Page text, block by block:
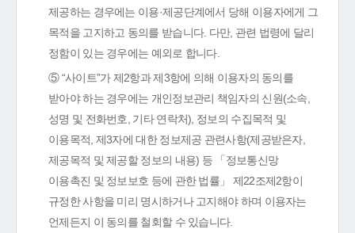
제공하는 경우에는 이용·제공단계에서 당해 이용자에게 그
목적을 고지하고 동의를 받습니다. 다만, 관련 법령에 달리
정함이 있는 경우에는 예외로 합니다.
⑤ “사이트”가 제2항과 제3항에 의해 이용자의 동의를
받아야 하는 경우에는 개인정보관리 책임자의 신원(소속,
성명 및 전화번호, 기타 연락처), 정보의 수집목적 및
이용목적, 제3자에 대한 정보제공 관련사항(제공받은자,
제공목적 및 제공할 정보의 내용) 등 「정보통신망
이용촉진 및 정보보호 등에 관한 법률」 제22조제2항이
규정한 사항을 미리 명시하거나 고지해야 하며 이용자는
언제든지 이 동의를 철회할 수 있습니다.